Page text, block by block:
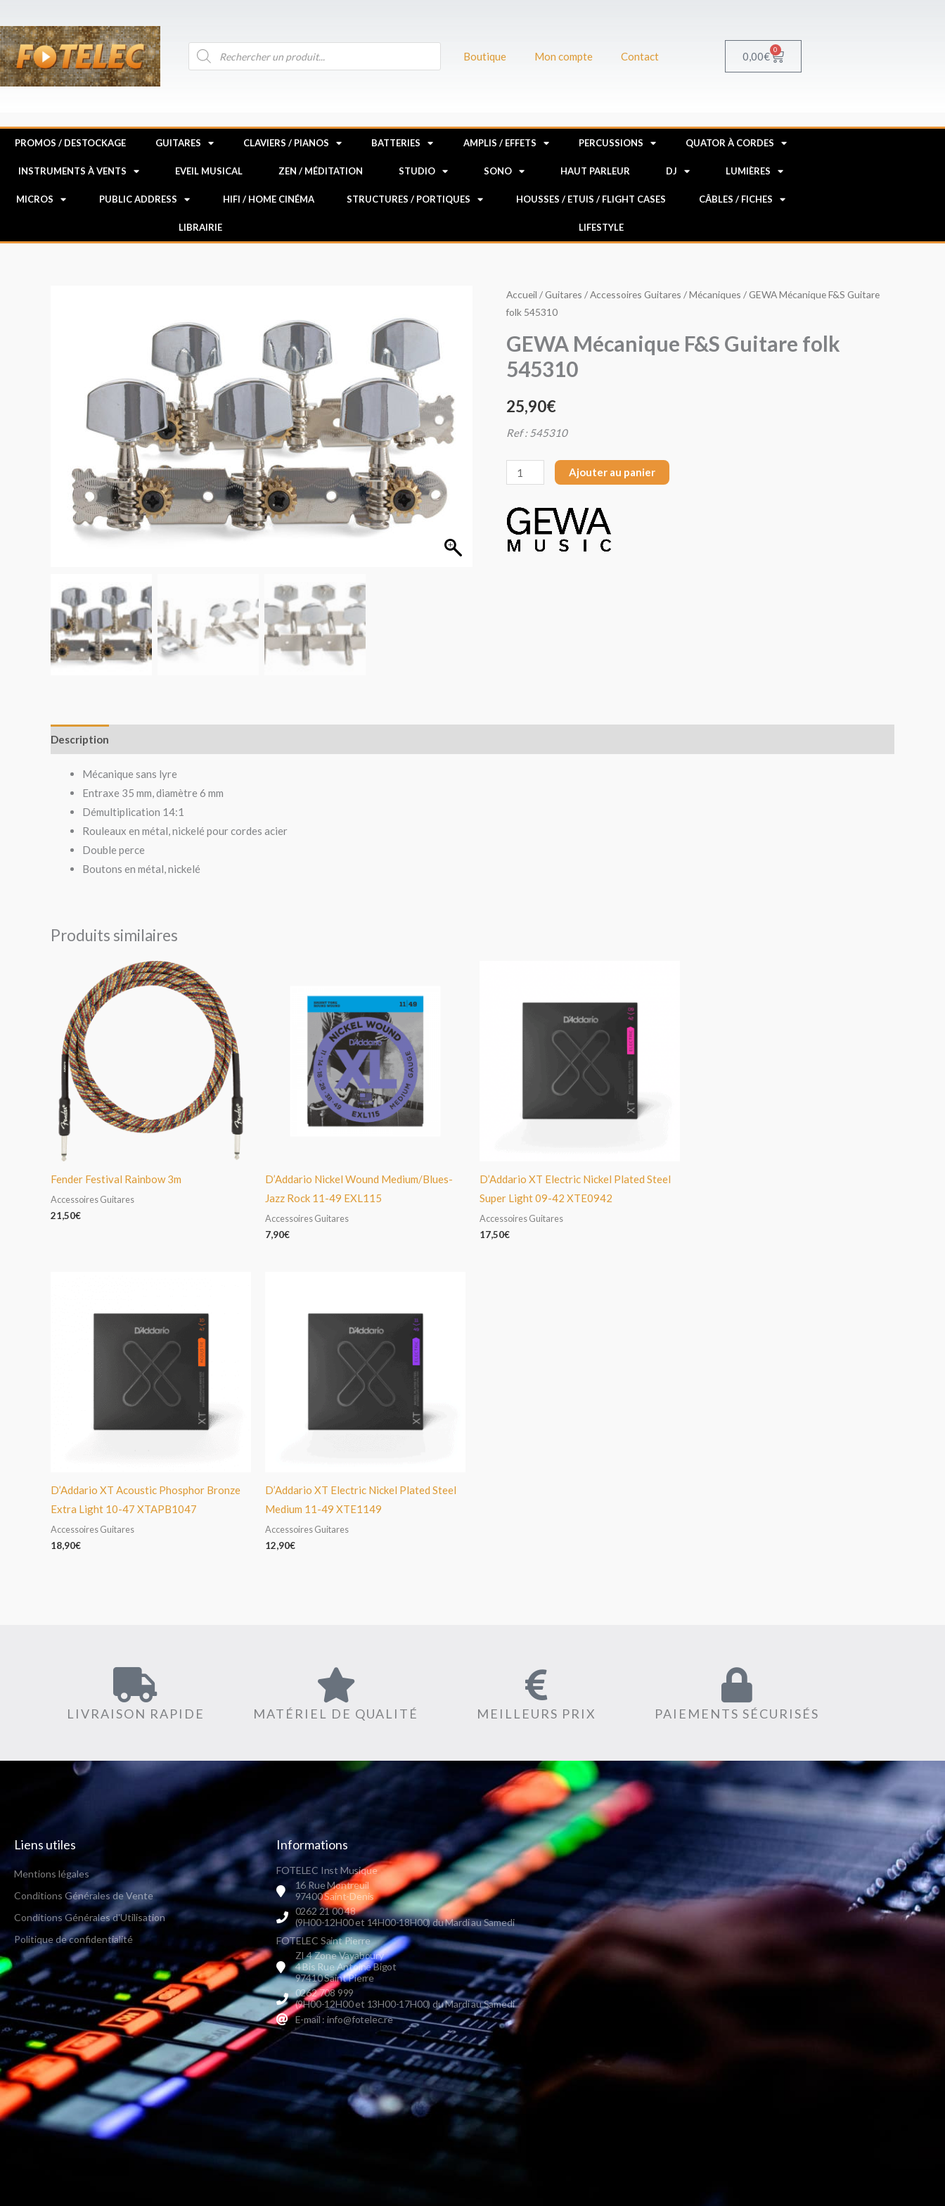
au
contenu
Recherche
de
produits
Boutique Mon compte Contact 0,00€
0
Panier
PROMOS / DESTOCKAGE GUITARES CLAVIERS / PIANOS BATTERIES AMPLIS / EFFETS PERCUSSIONS QUATOR À CORDES
INSTRUMENTS À VENTS EVEIL MUSICAL ZEN / MÉDITATION STUDIO SONO HAUT PARLEUR DJ LUMIÈRES
MICROS PUBLIC ADDRESS HIFI / HOME CINÉMA STRUCTURES / PORTIQUES HOUSSES / ETUIS / FLIGHT CASES CÂBLES / FICHES
LIBRAIRIE LIFESTYLE
Accueil /Guitares /Accessoires Guitares /Mécaniques / GEWA Mécanique F&S Guitare
folk 545310
GEWA Mécanique F&S Guitare folk
545310
25,90€
Ref : 545310
quantité
de
Mécanique
F&S
folk
545310
Ajouter au panier
Description
Mécanique sans lyre
Entraxe 35 mm, diamètre 6 mm
Démultiplication 14:1
Rouleaux en métal, nickelé pour cordes acier
Double perce
Boutons en métal, nickelé
Produits similaires
Fender Festival Rainbow 3m
Accessoires Guitares
21,50€
D’Addario Nickel Wound Medium/Blues-
Jazz Rock 11-49 EXL115
Accessoires Guitares
7,90€
D’Addario XT Electric Nickel Plated Steel
Super Light 09-42 XTE0942
Accessoires Guitares
17,50€
D’Addario XT Acoustic Phosphor Bronze
Extra Light 10-47 XTAPB1047
Accessoires Guitares
18,90€
D’Addario XT Electric Nickel Plated Steel
Medium 11-49 XTE1149
Accessoires Guitares
12,90€
LIVRAISON RAPIDE MATÉRIEL DE QUALITÉ MEILLEURS PRIX PAIEMENTS SÉCURISÉS
Liens utiles
Mentions légales
Conditions Générales de Vente
Conditions Générales d'Utilisation
Politique de confidentialité
Informations
FOTELEC Inst Musique
16 Rue Montreuil
97400 Saint-Denis
0262 21 00 48
(9H00-12H00 et 14H00-18H00) du Mardi au Samedi
FOTELEC Saint Pierre
ZI 4 Zone Vayaboury
4 Bis Rue Antoine Bigot
97410 Saint Pierre
0262 708 999
(9H00-12H00 et 13H00-17H00) du Mardi au Samedi
E-mail : info@fotelec.re